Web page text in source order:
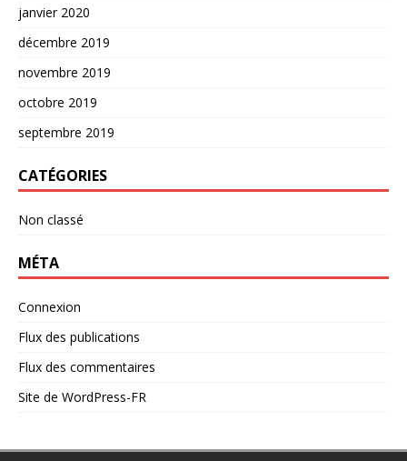
janvier 2020
décembre 2019
novembre 2019
octobre 2019
septembre 2019
CATÉGORIES
Non classé
MÉTA
Connexion
Flux des publications
Flux des commentaires
Site de WordPress-FR